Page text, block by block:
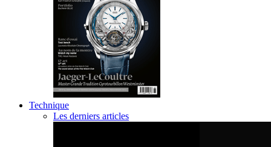
Technique
Les derniers articles